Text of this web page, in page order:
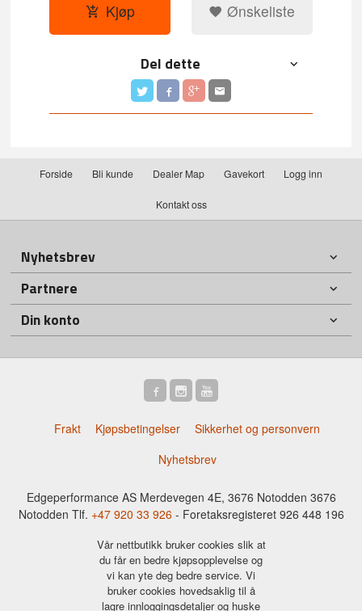
Kjøp Ønskeliste
Del dette
Forside Bli kunde Dealer Map Gavekort Logg inn
Kontakt oss
Nyhetsbrev
Partnere
Din konto
Frakt Kjøpsbetingelser
Sikkerhet og personvern
Nyhetsbrev
Edgeperformance AS Merdevegen 4E, 3676 Notodden 3676
Notodden Tlf. +47 920 33 926 - Foretaksregisteret 926 448 196
Vår nettbutikk bruker cookies slik at
du får en bedre kjøpsopplevelse og
vi kan yte deg bedre service. Vi
bruker cookies hovedsaklig til å
lagre innloggingsdetaljer og huske